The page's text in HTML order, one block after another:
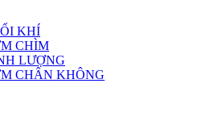
KHÍ
CHÌM
LƯỢNG
CHÂN KHÔNG